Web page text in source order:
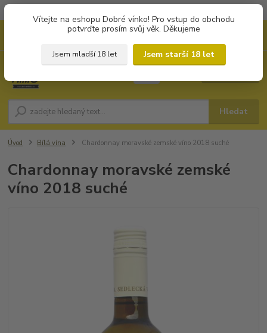
Vítejte na eshopu Dobré vínko! Pro vstup do obchodu
potvrďte prosím svůj věk. Děkujeme
Jsem mladší 18 let
Jsem starší 18 let
Hledat
Úvod Bílá vína Chardonnay moravské zemské víno 2018 suché
Chardonnay moravské zemské
víno 2018 suché